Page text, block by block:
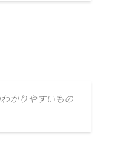
かりやすいもの